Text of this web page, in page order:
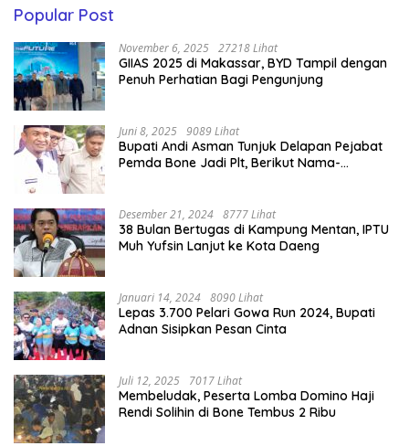
Popular Post
November 6, 2025 27218 Lihat
GIIAS 2025 di Makassar, BYD Tampil dengan
Penuh Perhatian Bagi Pengunjung
Juni 8, 2025 9089 Lihat
Bupati Andi Asman Tunjuk Delapan Pejabat
Pemda Bone Jadi Plt, Berikut Nama-
Desember 21, 2024 8777 Lihat
38 Bulan Bertugas di Kampung Mentan, IPTU
Muh Yufsin Lanjut ke Kota Daeng
Januari 14, 2024 8090 Lihat
Lepas 3.700 Pelari Gowa Run 2024, Bupati
Adnan Sisipkan Pesan Cinta
Juli 12, 2025 7017 Lihat
Membeludak, Peserta Lomba Domino Haji
Rendi Solihin di Bone Tembus 2 Ribu